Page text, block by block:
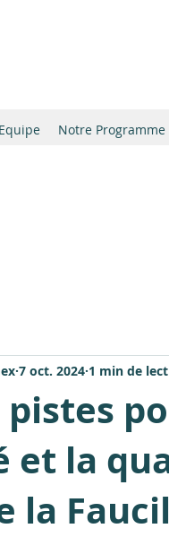
Notre Programme
pistes
et la
la
7 oct. 2024 1 min de